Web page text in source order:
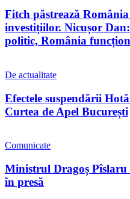
Fitch păstrează
investițiilor. Nicușor
politic, România
De actualitate
Efectele suspendării
Curtea de Apel București
Comunicate
Ministrul Dragoș Pîslaru
în presă